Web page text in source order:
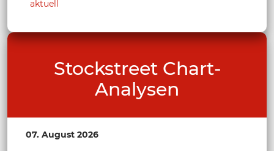
aktuell
Stockstreet Chart-
Analysen
07. August 2026